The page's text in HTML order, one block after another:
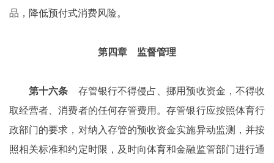
品，降低预付式消费风险。
第四章 监督管理
第十六条 存管银行不得侵占、挪用预收资金，不得收
取经营者、消费者的任何存管费用。存管银行应按照体育行
政部门的要求，对纳入存管的预收资金实施异动监测，并按
照相关标准和约定时限，及时向体育和金融监管部门进行通